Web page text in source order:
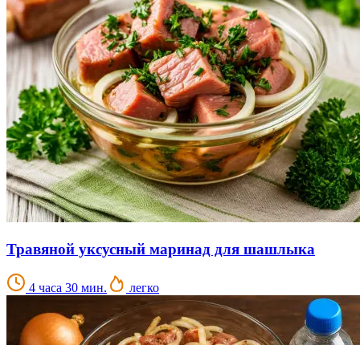
Травяной уксусный маринад для шашлыка
4 часа 30 мин. легко